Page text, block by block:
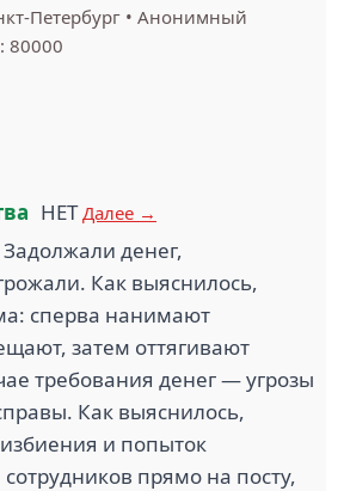
Петербург • Анонимный
80000
НЕТ Далее →
Задолжали денег,
Как выяснилось,
сперва нанимают
затем оттягивают
требования денег — угрозы
Как выяснилось,
и попыток
прямо на посту,